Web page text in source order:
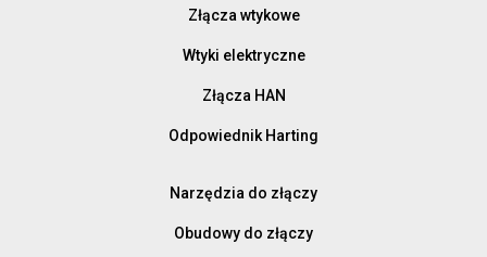
Złącza wtykowe
Wtyki elektryczne
Złącza HAN
Odpowiednik Harting
Narzędzia do złączy
Obudowy do złączy